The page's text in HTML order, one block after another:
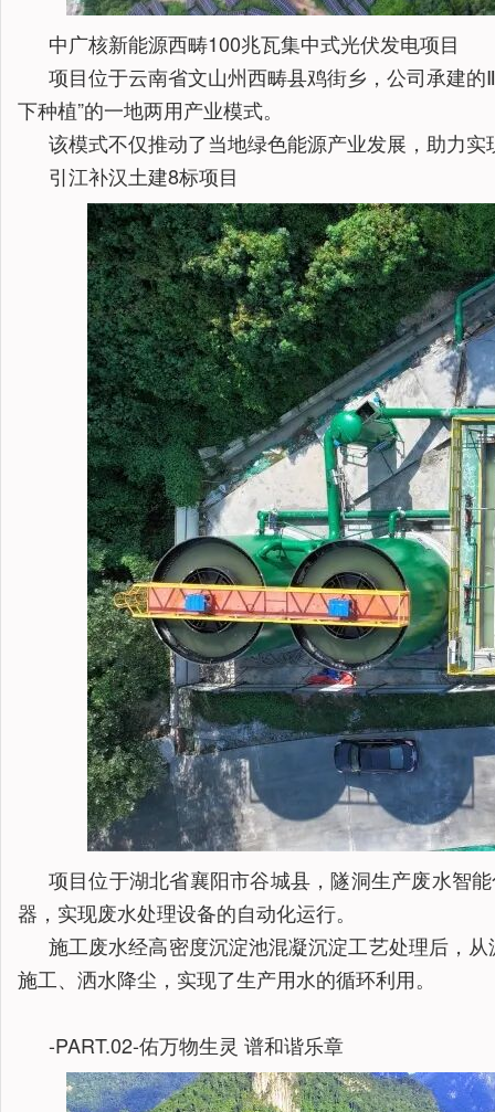
中广核新能源西畴100兆瓦集中式光伏发电项目
项目位于云南省文山州西畴县鸡街乡，公司承建
下种植”的一地两用产业模式。
该模式不仅推动了当地绿色能源产业发展，助力
引江补汉土建8标项目
项目位于湖北省襄阳市谷城县，隧洞生产废水智
器，实现废水处理设备的自动化运行。
施工废水经高密度沉淀池混凝沉淀工艺处理后，
施工、洒水降尘，实现了生产用水的循环利用。
-PART.02-佑万物生灵 谱和谐乐章